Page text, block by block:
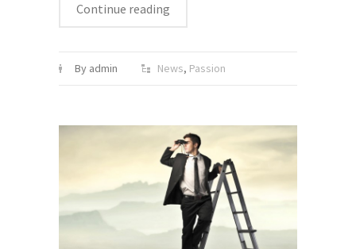
Continue reading
By admin News, Passion